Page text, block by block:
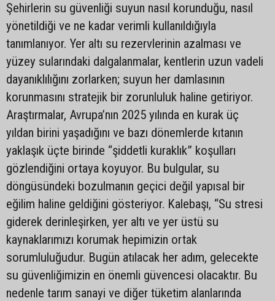
Şehirlerin su güvenliği suyun nasıl korunduğu, nasıl
yönetildiği ve ne kadar verimli kullanıldığıyla
tanımlanıyor. Yer altı su rezervlerinin azalması ve
yüzey sularındaki dalgalanmalar, kentlerin uzun vadeli
dayanıklılığını zorlarken; suyun her damlasının
korunmasını stratejik bir zorunluluk haline getiriyor.
Araştırmalar, Avrupa’nın 2025 yılında en kurak üç
yıldan birini yaşadığını ve bazı dönemlerde kıtanın
yaklaşık üçte birinde “şiddetli kuraklık” koşulları
gözlendiğini ortaya koyuyor. Bu bulgular, su
döngüsündeki bozulmanın geçici değil yapısal bir
eğilim haline geldiğini gösteriyor. Kalebaşı, “Su stresi
giderek derinleşirken, yer altı ve yer üstü su
kaynaklarımızı korumak hepimizin ortak
sorumluluğudur. Bugün atılacak her adım, gelecekte
su güvenliğimizin en önemli güvencesi olacaktır. Bu
nedenle tarım sanayi ve diğer tüketim alanlarında